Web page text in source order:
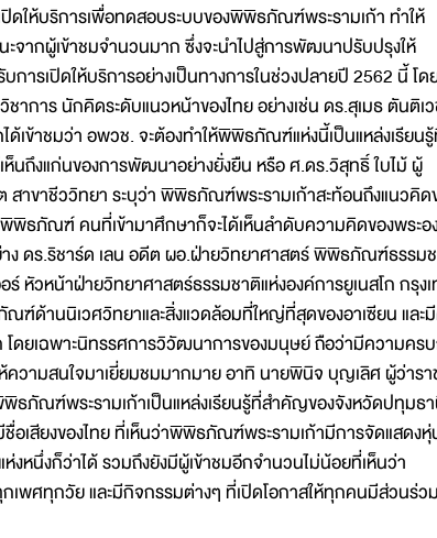
ห้บริการเพื่อทดสอบระบบของพิพิธภัณฑ์พระรามเก้า ทำให้
จากผู้เข้าชมจำนวนมาก ซึ่งจะนำไปสู่การพัฒนาปรับปรุงให้
เปิดให้บริการอย่างเป็นทางการในช่วงปลายปี 2562 นี้ โด
าการ นักคิดระดับแนวหน้าของไทย อย่างเช่น ดร.สุเมธ ตันติเ
ด้เข้าชมว่า อพวช. จะต้องทำให้พิพิธภัณฑ์แห่งนี้เป็นแหล่งเรียน
ห็นถึงแก่นของการพัฒนาอย่างยั่งยืน หรือ ศ.ดร.วิสุทธิ์ ใบไม้ ผู้
าขาชีววิทยา ระบุว่า พิพิธภัณฑ์พระรามเก้าสะท้อนถึงแนวคิด
พิธภัณฑ์ คนที่เข้ามาศึกษาก็จะได้เห็นลำดับความคิดของพระอ
ดร.ริชาร์ด เลน อดีต ผอ.ฝ่ายวิทยาศาสตร์ พิพิธภัณฑ์ธรรม
ร์ หัวหน้าฝ่ายวิทยาศาสตร์ธรรมชาติแห่งองค์การยูเนสโก กรุง
ด้านนิเวศวิทยาและสิ่งแวดล้อมที่ใหญ่ที่สุดของอาเซียน และ
โดยเฉพาะนิทรรศการวิวัฒนาการของมนุษย์ ถือว่ามีความคร
ามสนใจมาเยี่ยมชมมากมาย อาทิ นายพินิจ บุญเลิศ ผู้ว่ารา
ภัณฑ์พระรามเก้าเป็นแหล่งเรียนรู้ที่สำคัญของจังหวัดปทุมธา
เสียงของไทย ที่เห็นว่าพิพิธภัณฑ์พระรามเก้ามีการจัดแสดงหุ่
หนึ่งก็ว่าได้ รวมถึงยังมีผู้เข้าชมอีกจำนวนไม่น้อยที่เห็นว่า
พศทุกวัย และมีกิจกรรมต่างๆ ที่เปิดโอกาสให้ทุกคนมีส่วนร่ว